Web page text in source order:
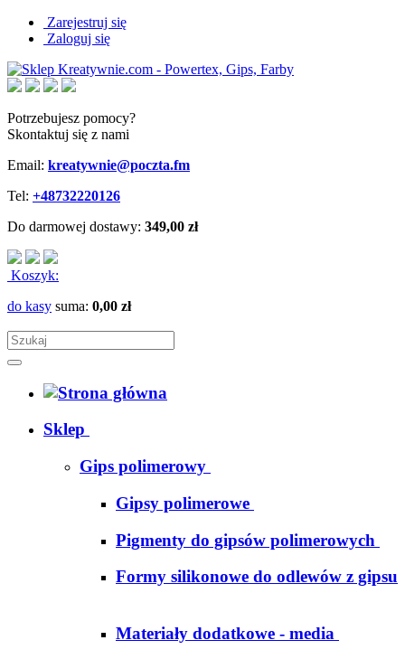
Zarejestruj się
Zaloguj się
Potrzebujesz pomocy?
Skontaktuj się z nami
Email: kreatywnie@poczta.fm
Tel: +48732220126
Do darmowej dostawy: 349,00 zł
Koszyk:
do kasy suma: 0,00 zł
Sklep
Gips polimerowy
Gipsy polimerowe
Pigmenty do gipsów polimerowych
Formy silikonowe do odlewów z gipsu
Materiały dodatkowe - media